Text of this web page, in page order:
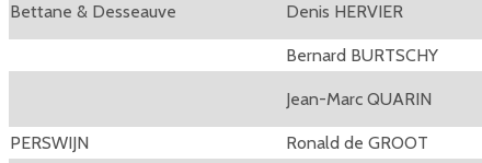
Bettane & Desseauve Denis HERVIER
Bernard BURTSCHY
Jean-Marc QUARIN
PERSWIJN Ronald de GROOT